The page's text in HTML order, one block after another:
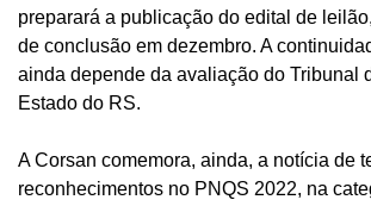
preparará a publicação do edital de
de conclusão em dezembro. A
ainda depende da avaliação do Tribunal
Estado do RS.
A Corsan comemora, ainda, a notícia de
reconhecimentos no PNQS 2022, na